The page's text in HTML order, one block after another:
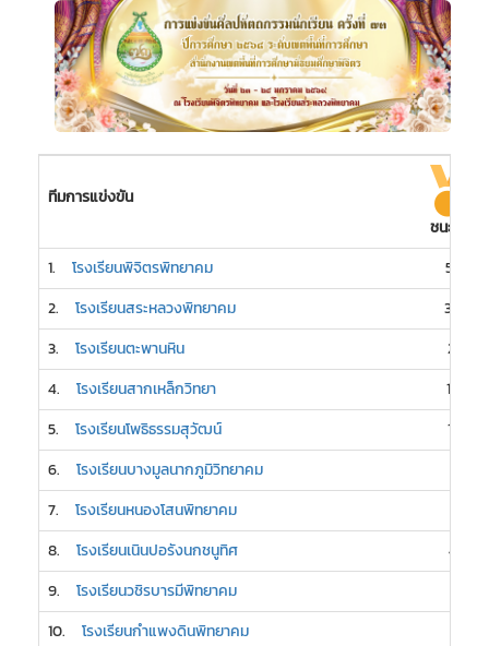
ทีมการแข่งขัน
ชนะเลิศ
1. โรงเรียนพิจิตรพิทยาคม
58
2. โรงเรียนสระหลวงพิทยาคม
30
3. โรงเรียนตะพานหิน
21
4. โรงเรียนสากเหล็กวิทยา
16
5. โรงเรียนโพธิธรรมสุวัฒน์
15
6. โรงเรียนบางมูลนากภูมิวิทยาคม
7. โรงเรียนหนองโสนพิทยาคม
8. โรงเรียนเนินปอรังนกชนูทิศ
4
9. โรงเรียนวชิรบารมีพิทยาคม
10. โรงเรียนกำแพงดินพิทยาคม